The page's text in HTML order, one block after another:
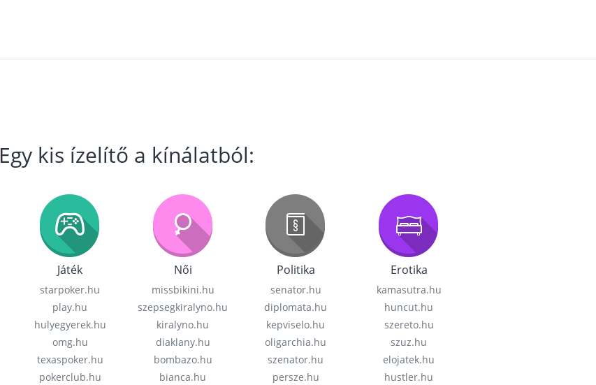
Egy kis ízelítő a kínálatból:
Játék
starpoker.hu
play.hu
hulyegyerek.hu
omg.hu
texaspoker.hu
pokerclub.hu
Női
missbikini.hu
szepsegkiralyno.hu
kiralyno.hu
diaklany.hu
bombazo.hu
bianca.hu
Politika
senator.hu
diplomata.hu
kepviselo.hu
oligarchia.hu
szenator.hu
persze.hu
Erotika
kamasutra.hu
huncut.hu
szereto.hu
szuz.hu
elojatek.hu
hustler.hu